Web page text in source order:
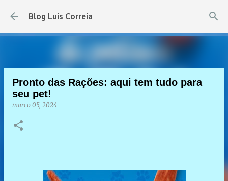
Pular para o conteúdo principal
Blog Luis Correia
Pronto das Rações: aqui tem tudo para
seu pet!
março 05, 2024